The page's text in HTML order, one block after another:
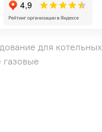
для котельных